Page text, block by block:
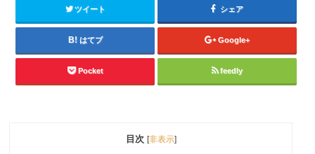
ツイート シェア
はてブ Google+
Pocket feedly
目次 [非表示]